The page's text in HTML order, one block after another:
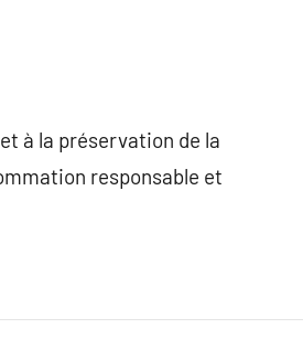
à la préservation de la
responsable et